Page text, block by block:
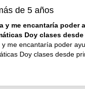
de 5 años
y me encantaría poder
Doy clases
y me encantaría poder
Doy clases desde